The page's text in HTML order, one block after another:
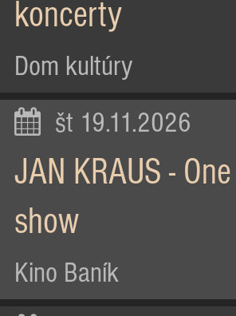
koncerty
Dom kultúry
št 19.11.2026
JAN KRAUS -
show
Kino Baník